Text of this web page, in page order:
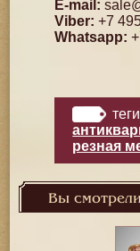
E-mail:
Viber: +7
Whatsapp:
резная
Вы смотрели